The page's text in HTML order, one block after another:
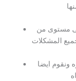
مستوى من
المشكلات
ونقوم ايضا